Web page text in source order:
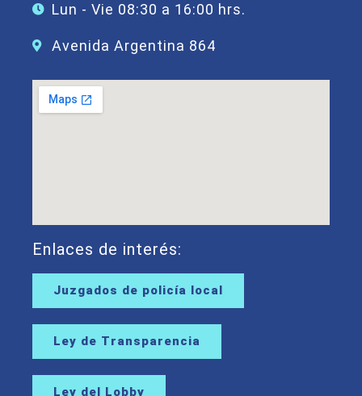
Lun - Vie 08:30 a 16:00 hrs.
Avenida Argentina 864
Enlaces de interés:
Juzgados de policía local
Ley de Transparencia
Ley del Lobby